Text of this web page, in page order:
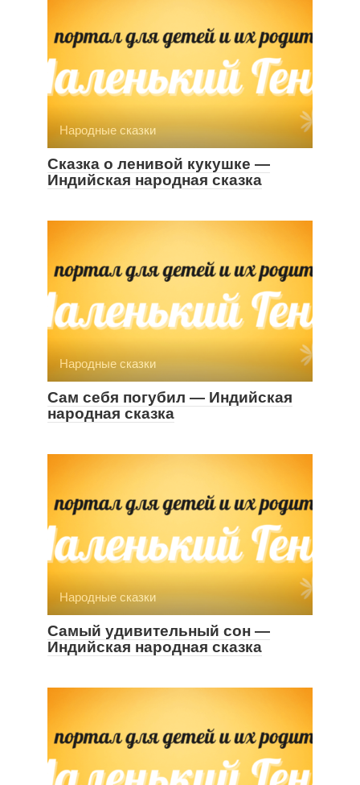
Народные сказки
Сказка о ленивой кукушке —
Индийская народная сказка
Народные сказки
Сам себя погубил — Индийская
народная сказка
Народные сказки
Самый удивительный сон —
Индийская народная сказка